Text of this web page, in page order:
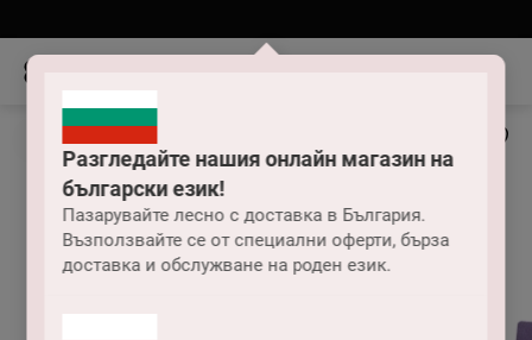
Разгледайте нашия онлайн магазин на
български език!
Пазарувайте лесно с доставка в България.
Възползвайте се от специални оферти, бърза
доставка и обслужване на роден език.